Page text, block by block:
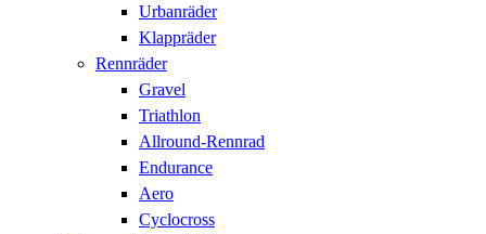
Urbanräder
Klappräder
Rennräder
Gravel
Triathlon
Allround-Rennrad
Endurance
Aero
Cyclocross